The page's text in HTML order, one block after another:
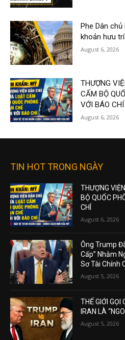
Phe Dân
khoản hưu trí
August 6, 2026
THƯỢNG
CẤM BỘ
VỚI BÁO CHÍ
August 6, 2026
TIN HOT TRONG NGÀY
THƯỢNG
BỘ QUỐC
CHÍ
August 6, 2026
Ông Trump
Cấp” Nhằm
Sơ Tài Chính
August 5, 2026
THẾ GIỚI GỌI
IRAN LÀ
August 5, 2026